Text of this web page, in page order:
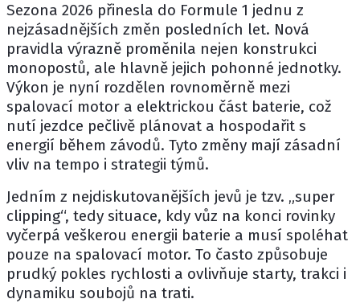
Sezona 2026 přinesla do Formule 1 jednu z
nejzásadnějších změn posledních let. Nová
pravidla výrazně proměnila nejen konstrukci
monopostů, ale hlavně jejich pohonné jednotky.
Výkon je nyní rozdělen rovnoměrně mezi
spalovací motor a elektrickou část baterie, což
nutí jezdce pečlivě plánovat a hospodařit s
energií během závodů. Tyto změny mají zásadní
vliv na tempo i strategii týmů.
Jedním z nejdiskutovanějších jevů je tzv. „super
clipping“, tedy situace, kdy vůz na konci rovinky
vyčerpá veškerou energii baterie a musí spoléhat
pouze na spalovací motor. To často způsobuje
prudký pokles rychlosti a ovlivňuje starty, trakci i
dynamiku soubojů na trati.